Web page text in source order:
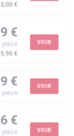
€
€
pièce
€
VOIR
€
pièce
VOIR
€
pièce VOIR